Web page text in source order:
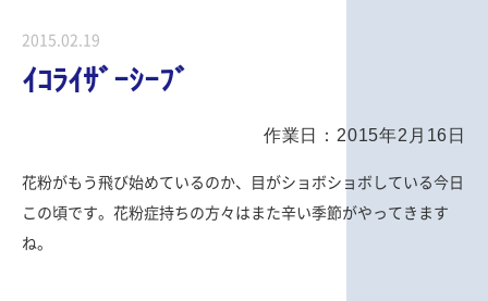
2015.02.19
ｲｺﾗｲｻﾞｰｼｰﾌﾞ
作業日：2015年2月16日
花粉がもう飛び始めているのか、目がショボショボしている今日
この頃です。花粉症持ちの方々はまた辛い季節がやってきます
ね。